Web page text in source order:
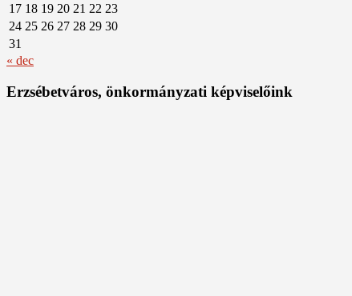
17 18 19 20 21 22 23
24 25 26 27 28 29 30
31
« dec
Erzsébetváros, önkormányzati képviselőink